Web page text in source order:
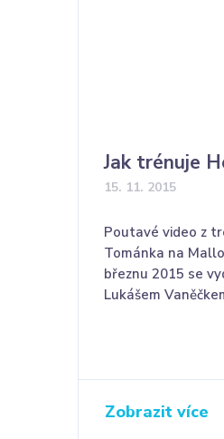
Jak trénuje
15. 11. 2015
Poutavé video z
Tománka na
březnu 2015 se
Lukášem
Zobrazit více